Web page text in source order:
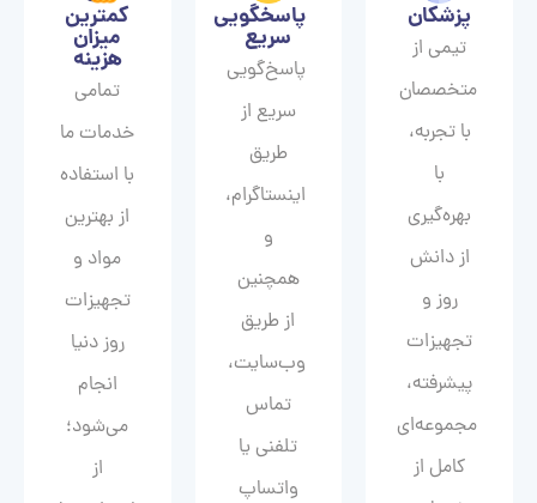
پزشکان
تیمی از
متخصصان
با تجربه،
با
بهره‌گیری
از دانش
روز و
تجهیزات
پیشرفته،
مجموعه‌ای
کامل از
پاسخگویی
سریع
پاسخ‌گویی
سریع از
طریق
اینستاگرام،
و
همچنین
از طریق
وب‌سایت،
تماس
تلفنی یا
واتساپ
کمترین
میزان
هزینه
تمامی
خدمات ما
با استفاده
از بهترین
مواد و
تجهیزات
روز دنیا
انجام
می‌شود؛
از